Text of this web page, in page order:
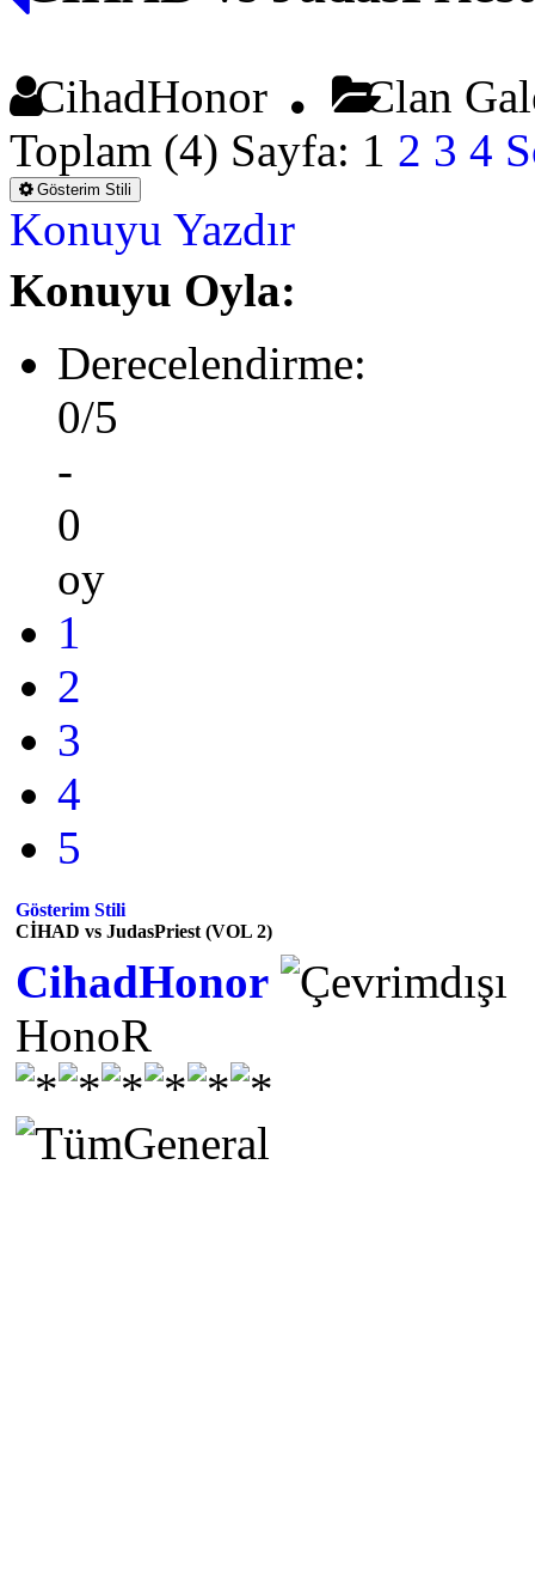
CihadHonor
Clan
Toplam (4) Sayfa: 1 2 3 4
Gösterim Stili
Konuyu Yazdır
Konuyu Oyla:
Derecelendirme:
0/5
-
0
oy
1
2
3
4
5
Gösterim Stili
CİHAD vs JudasPriest (VOL 2)
CihadHonor
HonoR